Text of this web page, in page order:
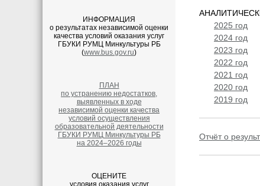
ИНФОРМАЦИЯ
о результатах независимой оценки
качества условий оказания услуг
ГБУКИ РУМЦ Минкультуры РБ
(www.bus.gov.ru)
ПЛАН
по устранению недостатков,
выявленных в ходе
независимой оценки качества
условий осуществления
образовательной деятельности
ГБУКИ РУМЦ Минкультуры РБ
на 2024–2026 годы
ОЦЕНИТЕ
условия оказания услуг
2025 год
2024 год
2023 год
2022 год
2021 год
2020 год
2019 год
Отчёт о